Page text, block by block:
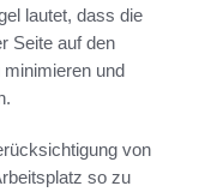
lautet, dass die
Seite auf den
und
von
so zu